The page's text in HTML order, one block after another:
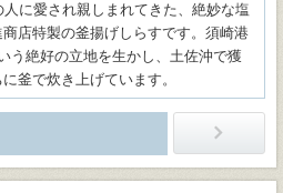
に愛され親しまれてきた、絶妙な塩
店特製の釜揚げしらすです。須崎港
う絶好の立地を生かし、土佐沖で獲
釜で炊き上げています。